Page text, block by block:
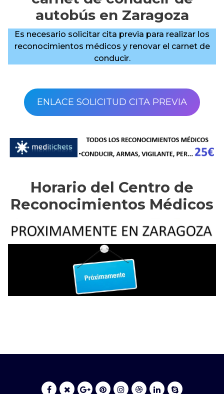
autobús en Zaragoza
Es necesario solicitar cita previa para realizar los
reconocimientos médicos y renovar el carnet de
conducir.
ENLACE SOLICITUD CITA PREVIA
Horario del Centro de
Reconocimientos Médicos